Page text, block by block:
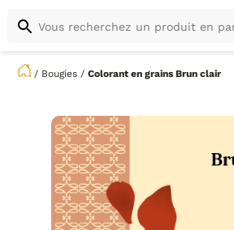
/ Bougies /Colorant en grainsBrun clair